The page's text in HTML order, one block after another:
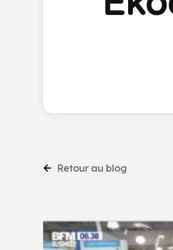
Retour au blog